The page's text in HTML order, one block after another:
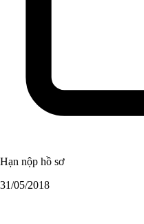
Hạn nộp hồ sơ
31/05/2018